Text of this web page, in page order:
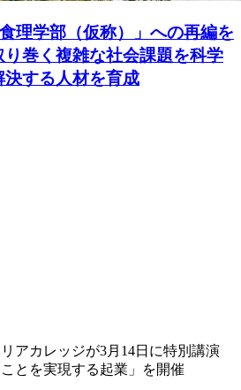
理学部（仮称）」への再編を
巻く複雑な社会課題を科学
決する人材を育成
アカレッジが3月14日に特別講演
ことを実現する起業」を開催